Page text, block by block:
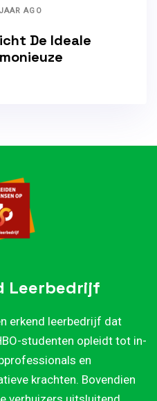
AGO
De Ideale
Leerbedrijf
erkend leerbedrijf dat
studenten opleidt tot in-
en
krachten. Bovendien